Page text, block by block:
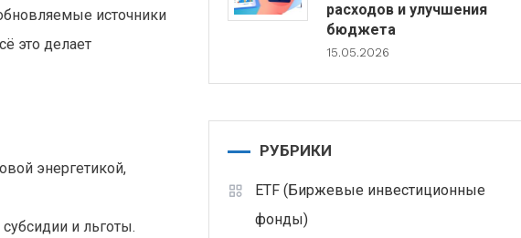
источники
это делает
энергетикой,
и льготы.
расходов и улучшения
бюджета
15.05.2026
РУБРИКИ
ETF (Биржевые инвестиционные
фонды)